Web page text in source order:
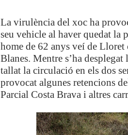
La virulència del xoc ha
seu vehicle al haver quedat la
home de 62 anys veí de Lloret
Blanes. Mentre s’ha
tallat la circulació en els dos
provocat algunes retencions
Parcial Costa Brava i altres